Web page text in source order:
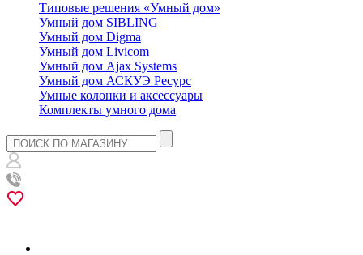
Типовые решения «Умный дом»
Умный дом SIBLING
Умный дом Digma
Умный дом Livicom
Умный дом Ajax Systems
Умный дом АСКУЭ Ресурс
Умные колонки и аксессуары
Комплекты умного дома